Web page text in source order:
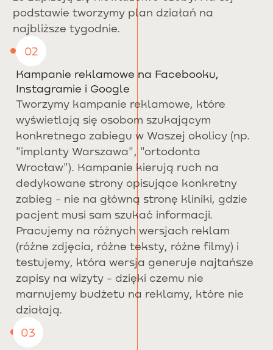
podstawie tworzymy plan działań na
najbliższe tygodnie.
02
Kampanie reklamowe na Facebooku,
Instagramie i Google
Tworzymy kampanie reklamowe, które
wyświetlają się osobom szukającym
konkretnego zabiegu w Waszej okolicy (np.
"implanty Warszawa", "ortodonta
Wrocław"). Kampanie kierują ruch na
dedykowane strony opisujące konkretny
zabieg - nie na główną stronę kliniki, gdzie
pacjent musi sam szukać informacji.
Pracujemy na różnych wersjach reklam
(różne zdjęcia, różne teksty, różne filmy) i
testujemy, która wersja generuje najtańsze
zapisy na wizyty - dzięki czemu nie
marnujemy budżetu na reklamy, które nie
działają.
03